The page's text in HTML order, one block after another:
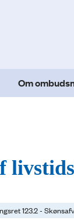
Om
123.2 -